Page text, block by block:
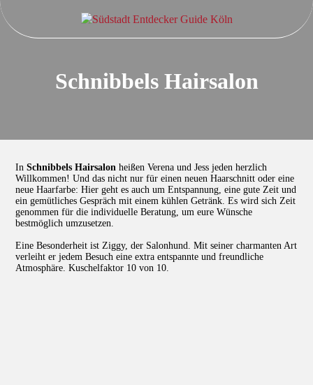
Schnibbels Hairsalon
InSchnibbels Hairsalon heißen Verena und Jess jeden herzlich
Willkommen! Und das nicht nur für einen neuen Haarschnitt oder eine
neue Haarfarbe: Hier geht es auch um Entspannung, eine gute Zeit und
ein gemütliches Gespräch mit einem kühlen Getränk. Es wird sich Zeit
genommen für die individuelle Beratung, um eure Wünsche
bestmöglich umzusetzen.
Eine Besonderheit ist Ziggy, der Salonhund. Mit seiner charmanten Art
verleiht er jedem Besuch eine extra entspannte und freundliche
Atmosphäre. Kuschelfaktor 10 von 10.